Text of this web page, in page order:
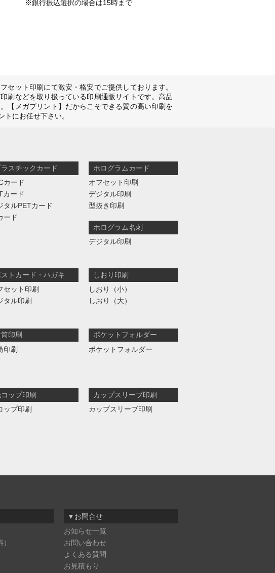
※銀行振込選択の場合は15時まで
セット印刷にて激安・格安でご提供しております。
刷などを取り扱っている印刷通販サイトです。高品
【メガプリント】だからこそできる質の高い印刷を
にお任せ下さい。
ラスチックカード
カード
カード
タルPETカード
ード
ホログラムカード
オフセット印刷
デジタル印刷
型抜き印刷
ホログラム名刺
デジタル印刷
ストカード・ハガキ
セット印刷
タル印刷
しおり印刷
しおり（小）
しおり（大）
印刷
印刷
ポケットフォルダー
ポケットフォルダー
ップ印刷
ップ印刷
カップスリーブ印刷
カップスリーブ印刷
▼お問合せ
お知らせ一覧
お問い合わせ
よくある質問
お見積もり